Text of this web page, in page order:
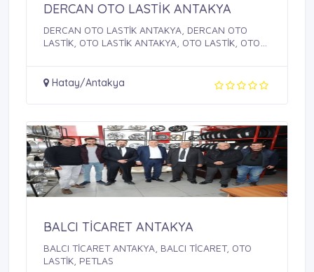
DERCAN OTO LASTİK ANTAKYA
DERCAN OTO LASTİK ANTAKYA, DERCAN OTO
LASTİK, OTO LASTİK ANTAKYA, OTO LASTİK, OTO
Hatay/Antakya
BALCI TİCARET ANTAKYA
BALCI TİCARET ANTAKYA, BALCI TİCARET, OTO
LASTİK, PETLAS